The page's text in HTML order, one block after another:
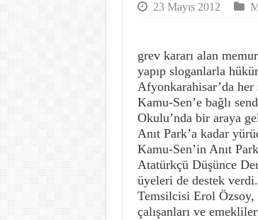
23 Mayıs 2012
grev kararı alan
yapıp sloganlarla
Afyonkarahisar’da
Kamu-Sen’e bağlı
Okulu’nda bir araya
Anıt Park’a kadar
Kamu-Sen’in Anıt
Atatürkçü Düşünce
üyeleri de destek verdi.
Temsilcisi Erol Özsoy,
çalışanları ve